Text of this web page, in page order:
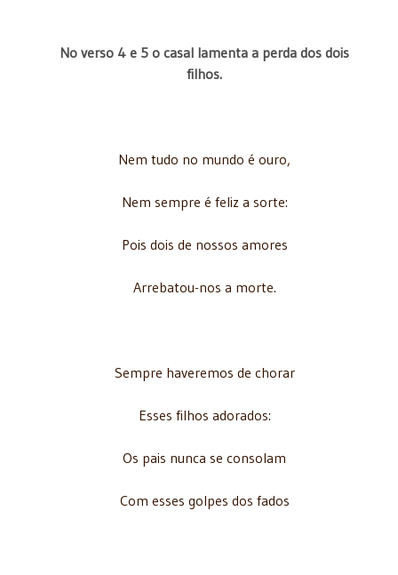
No verso 4 e 5 o casal lamenta a perda dos dois
filhos.
Nem tudo no mundo é ouro,
Nem sempre é feliz a sorte:
Pois dois de nossos amores
Arrebatou-nos a morte.
Sempre haveremos de chorar
Esses filhos adorados:
Os pais nunca se consolam
Com esses golpes dos fados